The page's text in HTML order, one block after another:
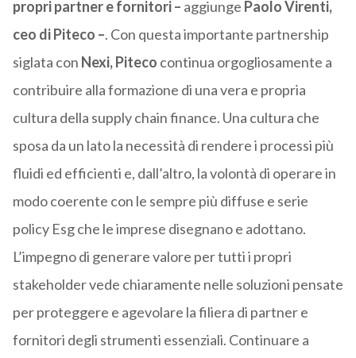
propri partner e fornitori – aggiunge Paolo Virenti,
ceo di Piteco –. Con questa importante partnership
siglata con Nexi, Piteco continua orgogliosamente a
contribuire alla formazione di una vera e propria
cultura della supply chain finance. Una cultura che
sposa da un lato la necessità di rendere i processi più
fluidi ed efficienti e, dall’altro, la volontà di operare in
modo coerente con le sempre più diffuse e serie
policy Esg che le imprese disegnano e adottano.
L’impegno di generare valore per tutti i propri
stakeholder vede chiaramente nelle soluzioni pensate
per proteggere e agevolare la filiera di partner e
fornitori degli strumenti essenziali. Continuare a